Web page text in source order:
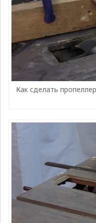
Как сделать